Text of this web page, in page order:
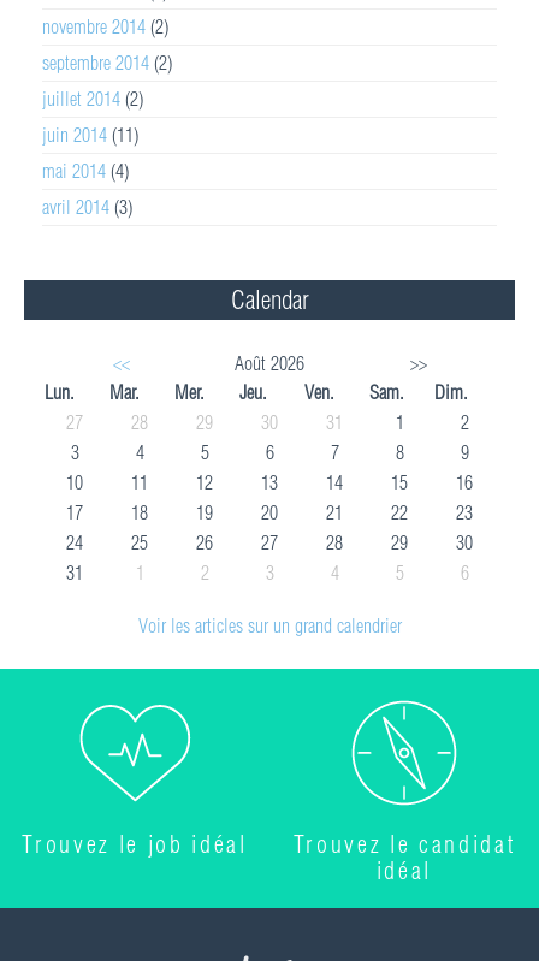
novembre 2014 (2)
septembre 2014 (2)
juillet 2014 (2)
juin 2014 (11)
mai 2014 (4)
avril 2014 (3)
Calendar
<< Août 2026
>>
Lun.
Mar. Mer. Jeu. Ven. Sam.
Dim.
27
28 29 30 31 1
2
3
4 5 6 7 8
9
10
11 12 13 14 15
16
17
18 19 20 21 22
23
24
25 26 27 28 29
30
31
1 2 3 4 5 6
Voir les articles sur un grand calendrier
Trouvez le job idéal
Trouvez le candidat
idéal